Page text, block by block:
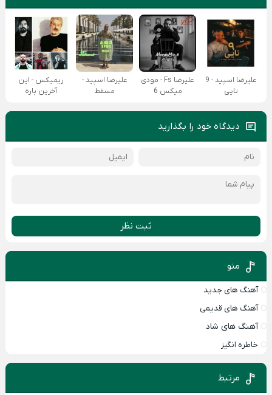
علیرضا اسپید - 9
تایی
علیرضا Fs - مودی
میکس 6
علیرضا اسپید -
مسقط
ریمیکس - این
آخرین باره
دیدگاه خود را بگذارید
ثبت نظر
منو
آهنگ های جدید
آهنگ های قدیمی
آهنگ های شاد
خاطره انگیز
مرتبط